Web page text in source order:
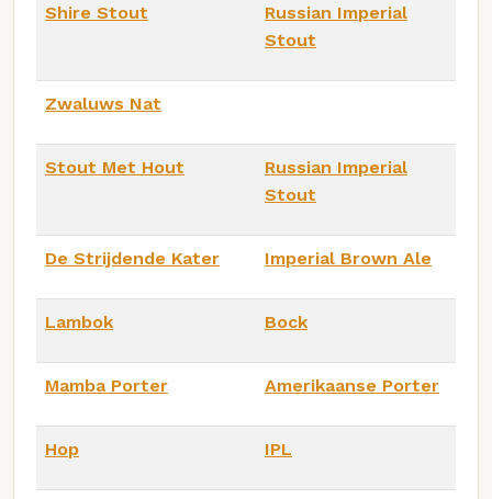
Shire Stout
Russian Imperial
Stout
Zwaluws Nat
Stout Met Hout
Russian Imperial
Stout
De Strijdende Kater Imperial Brown Ale
Lambok Bock
Mamba Porter Amerikaanse Porter
Hop IPL